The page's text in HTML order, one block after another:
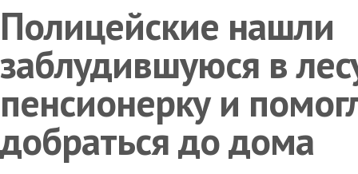
Полицейские нашли
заблудившуюся в
пенсионерку и
добраться до дома